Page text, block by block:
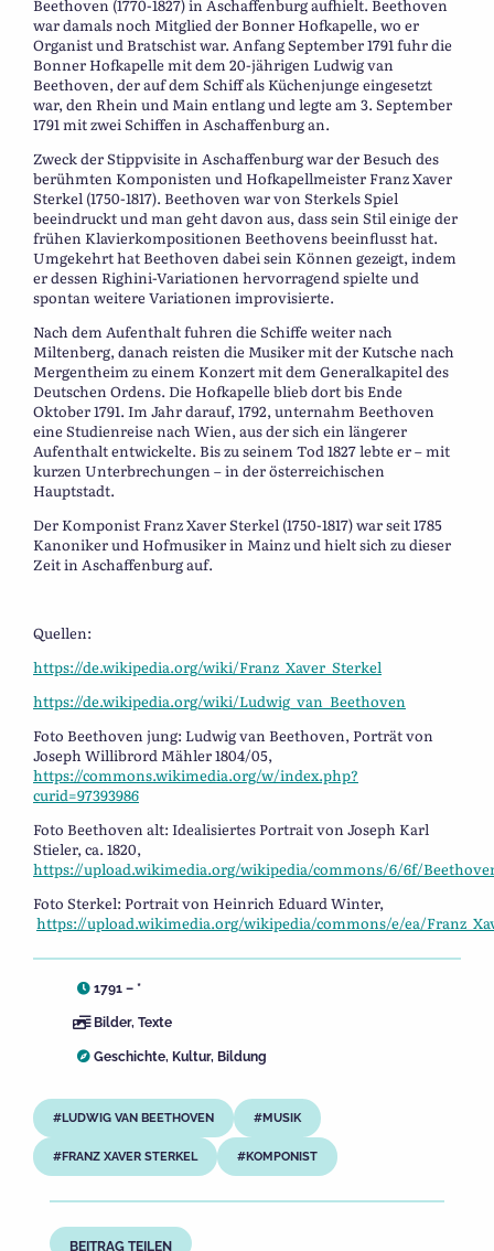
Beethoven (1770-1827) in Aschaffenburg aufhielt. Beethoven
war damals noch Mitglied der Bonner Hofkapelle, wo er
Organist und Bratschist war. Anfang September 1791 fuhr die
Bonner Hofkapelle mit dem 20-jährigen Ludwig van
Beethoven, der auf dem Schiff als Küchenjunge eingesetzt
war, den Rhein und Main entlang und legte am 3. September
1791 mit zwei Schiffen in Aschaffenburg an.
Zweck der Stippvisite in Aschaffenburg war der Besuch des
berühmten Komponisten und Hofkapellmeister Franz Xaver
Sterkel (1750-1817). Beethoven war von Sterkels Spiel
beeindruckt und man geht davon aus, dass sein Stil einige der
frühen Klavierkompositionen Beethovens beeinflusst hat.
Umgekehrt hat Beethoven dabei sein Können gezeigt, indem
er dessen Righini-Variationen hervorragend spielte und
spontan weitere Variationen improvisierte.
Nach dem Aufenthalt fuhren die Schiffe weiter nach
Miltenberg, danach reisten die Musiker mit der Kutsche nach
Mergentheim zu einem Konzert mit dem Generalkapitel des
Deutschen Ordens. Die Hofkapelle blieb dort bis Ende
Oktober 1791. Im Jahr darauf, 1792, unternahm Beethoven
eine Studienreise nach Wien, aus der sich ein längerer
Aufenthalt entwickelte. Bis zu seinem Tod 1827 lebte er – mit
kurzen Unterbrechungen – in der österreichischen
Hauptstadt.
Der Komponist Franz Xaver Sterkel (1750-1817) war seit 1785
Kanoniker und Hofmusiker in Mainz und hielt sich zu dieser
Zeit in Aschaffenburg auf.
Quellen:
https://de.wikipedia.org/wiki/Franz_Xaver_Sterkel
https://de.wikipedia.org/wiki/Ludwig_van_Beethoven
Foto Beethoven jung: Ludwig van Beethoven, Porträt von
Joseph Willibrord Mähler 1804/05,
https://commons.wikimedia.org/w/index.php?
curid=97393986
Foto Beethoven alt: Idealisiertes Portrait von Joseph Karl
Stieler, ca. 1820,
https://upload.wikimedia.org/wikipedia/commons/6/6f/
Foto Sterkel: Portrait von Heinrich Eduard Winter,
https://upload.wikimedia.org/wikipedia/commons/e/ea/
1791 – *
Bilder, Texte
Geschichte, Kultur, Bildung
LUDWIG VAN BEETHOVEN MUSIK
FRANZ XAVER STERKEL KOMPONIST
BEITRAG TEILEN